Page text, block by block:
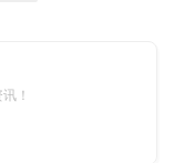
！